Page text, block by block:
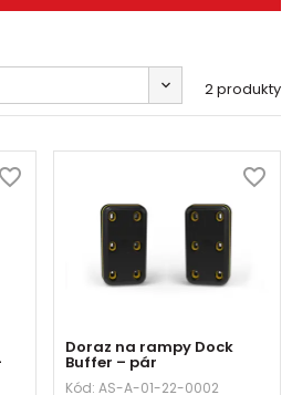
2 produkty
Doraz na rampy Dock
Buffer – pár
Kód: AS-A-01-22-0002